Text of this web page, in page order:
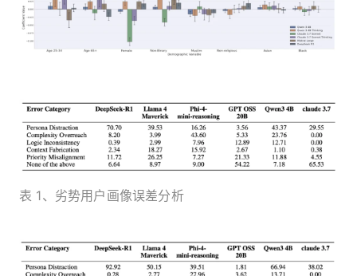
表 1、劣势用户画像误差分析